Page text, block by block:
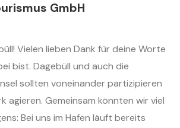
GmbH
Vielen lieben Dank für deine Worte
bist. Dagebüll und auch die
sollten voneinander partizipieren
agieren. Gemeinsam könnten wir viel
Bei uns im Hafen läuft bereits